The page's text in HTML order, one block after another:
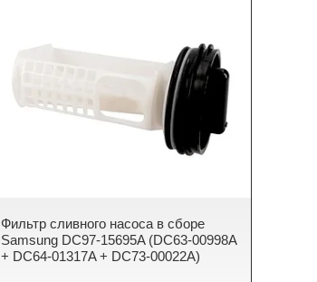
Фильтр сливного насоса в сборе
Samsung DC97-15695A (DC63-00998A
+ DC64-01317A + DC73-00022A)